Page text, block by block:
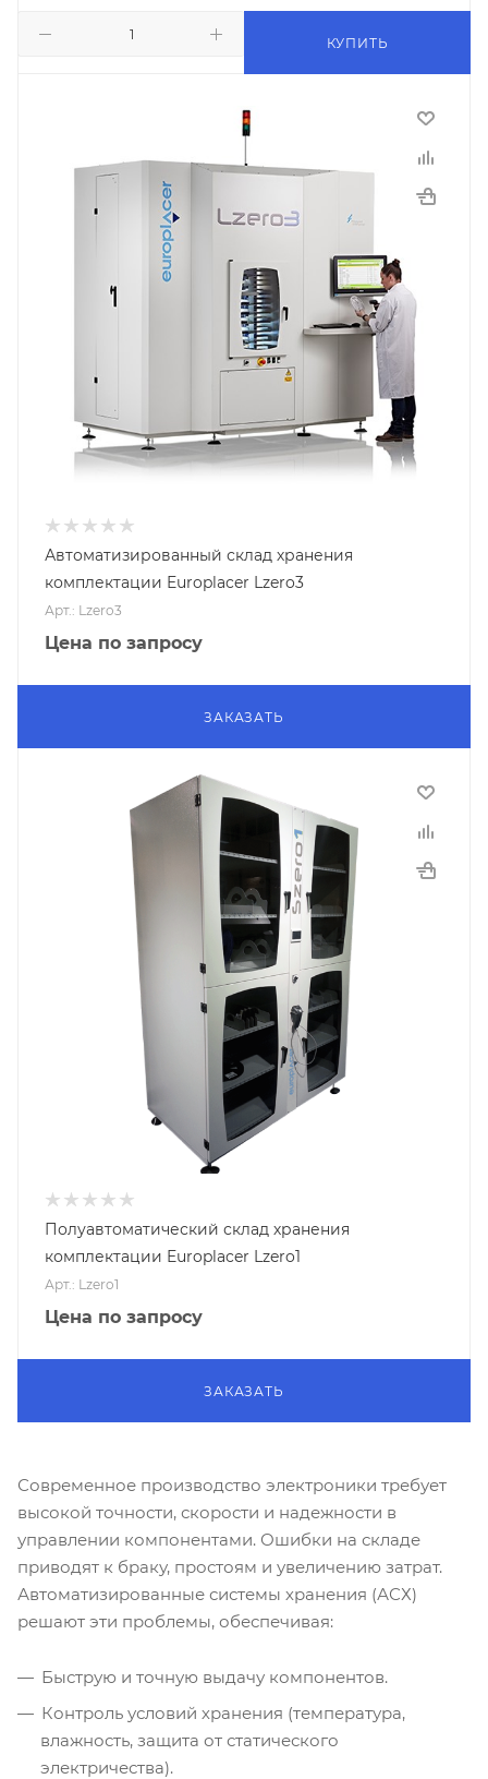
КУПИТЬ
Автоматизированный склад хранения
комплектации Europlacer Lzero3
Арт.: Lzero3
Цена по запросу
ЗАКАЗАТЬ
Полуавтоматический склад хранения
комплектации Europlacer Lzero1
Арт.: Lzero1
Цена по запросу
ЗАКАЗАТЬ
Современное производство электроники требует
высокой точности, скорости и надежности в
управлении компонентами. Ошибки на складе
приводят к браку, простоям и увеличению затрат.
Автоматизированные системы хранения (АСХ)
решают эти проблемы, обеспечивая:
Быструю и точную выдачу компонентов.
Контроль условий хранения (температура,
влажность, защита от статического
электричества).